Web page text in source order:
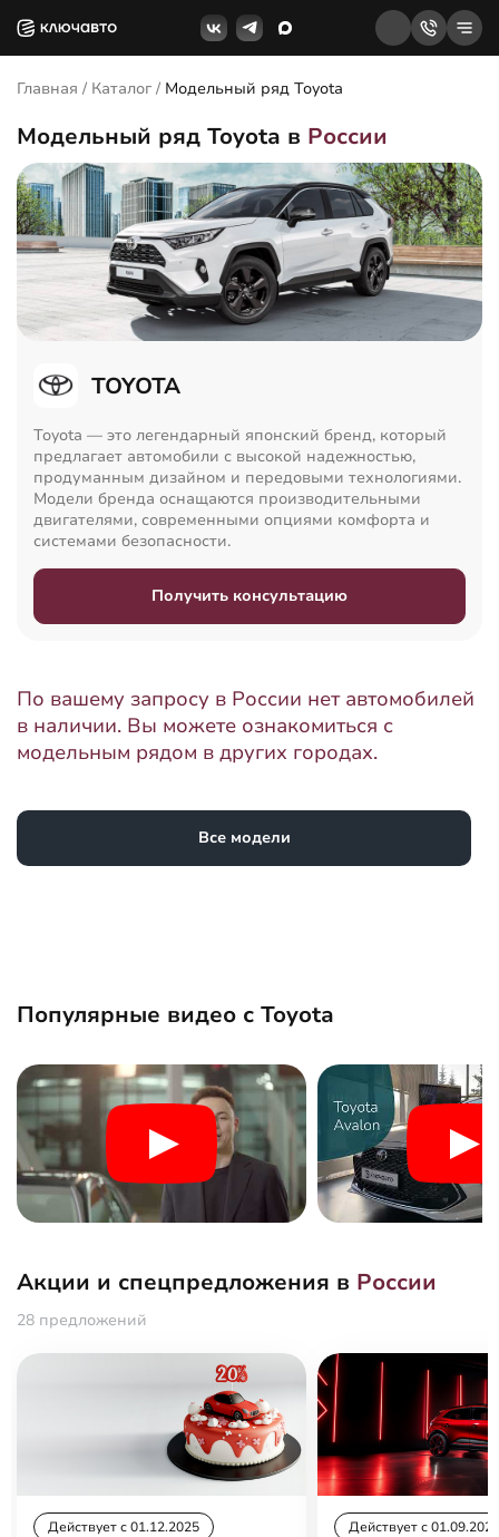
Главная / Каталог / Модельный ряд Toyota
Модельный ряд Toyota в России
TOYOTA
Toyota — это легендарный японский бренд, который
предлагает автомобили с высокой надежностью,
продуманным дизайном и передовыми технологиями.
Модели бренда оснащаются производительными
двигателями, современными опциями комфорта и
системами безопасности.
Получить консультацию
По вашему запросу в России нет автомобилей
в наличии. Вы можете ознакомиться с
модельным рядом в других городах.
Все модели
Популярные видео с Toyota
Акции и спецпредложения в России
28 предложений
Действует c 01.12.2025 Действует c 01.09.2025